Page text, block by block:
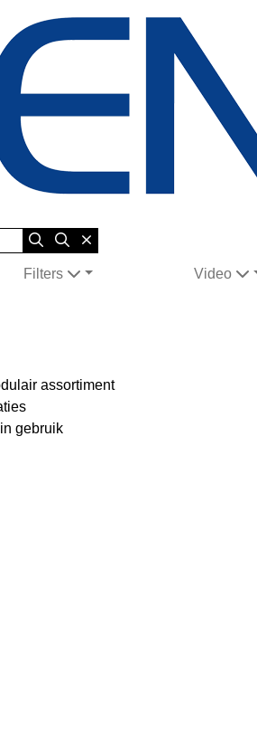
Filters Video
assortiment
gebruik